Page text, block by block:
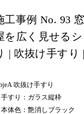
工事例 No. 93
を広く見せる
| 吹抜け手すり
吹抜け手すり
すり：ガラス縦枠
体色：艶消しブラック